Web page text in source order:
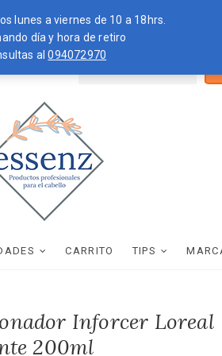
lunes a viernes de 10 a 18hrs.
día y hora de retiro
al094072970
por:
CARRITO TIPS
Inforcer Loreal
200ml